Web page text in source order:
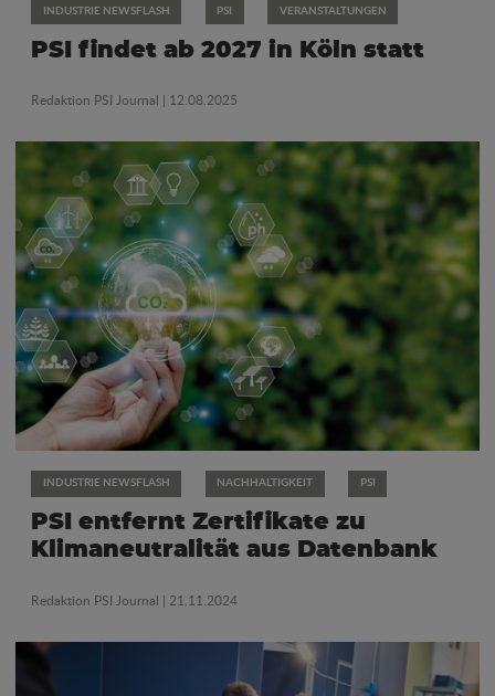
INDUSTRIE NEWSFLASH PSI VERANSTALTUNGEN
PSI findet ab 2027 in Köln statt
Redaktion PSI Journal | 12.08.2025
INDUSTRIE NEWSFLASH NACHHALTIGKEIT PSI
PSI entfernt Zertifikate zu
Klimaneutralität aus Datenbank
Redaktion PSI Journal | 21.11.2024